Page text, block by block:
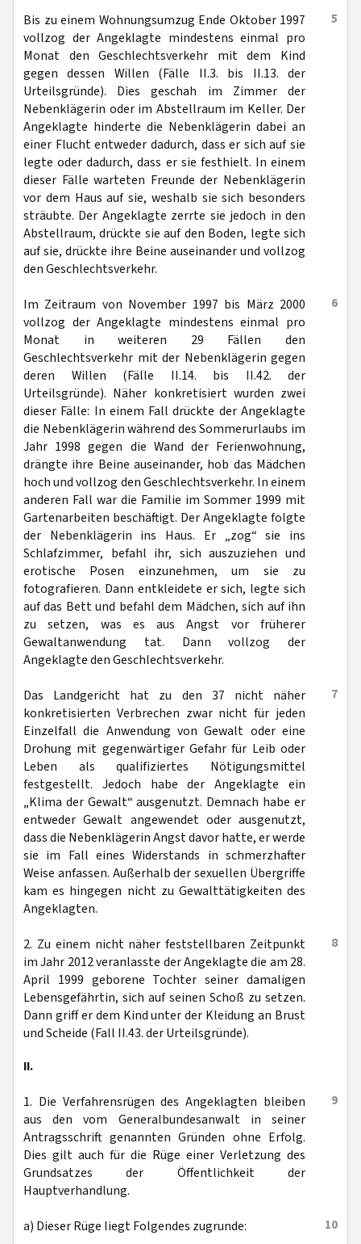
5
Bis zu einem Wohnungsumzug Ende Oktober 1997
vollzog der Angeklagte mindestens einmal pro
Monat den Geschlechtsverkehr mit dem Kind
gegen dessen Willen (Fälle II.3. bis II.13. der
Urteilsgründe). Dies geschah im Zimmer der
Nebenklägerin oder im Abstellraum im Keller. Der
Angeklagte hinderte die Nebenklägerin dabei an
einer Flucht entweder dadurch, dass er sich auf sie
legte oder dadurch, dass er sie festhielt. In einem
dieser Fälle warteten Freunde der Nebenklägerin
vor dem Haus auf sie, weshalb sie sich besonders
sträubte. Der Angeklagte zerrte sie jedoch in den
Abstellraum, drückte sie auf den Boden, legte sich
auf sie, drückte ihre Beine auseinander und vollzog
den Geschlechtsverkehr.
6
Im Zeitraum von November 1997 bis März 2000
vollzog der Angeklagte mindestens einmal pro
Monat in weiteren 29 Fällen den
Geschlechtsverkehr mit der Nebenklägerin gegen
deren Willen (Fälle II.14. bis II.42. der
Urteilsgründe). Näher konkretisiert wurden zwei
dieser Fälle: In einem Fall drückte der Angeklagte
die Nebenklägerin während des Sommerurlaubs im
Jahr 1998 gegen die Wand der Ferienwohnung,
drängte ihre Beine auseinander, hob das Mädchen
hoch und vollzog den Geschlechtsverkehr. In einem
anderen Fall war die Familie im Sommer 1999 mit
Gartenarbeiten beschäftigt. Der Angeklagte folgte
der Nebenklägerin ins Haus. Er „zog“ sie ins
Schlafzimmer, befahl ihr, sich auszuziehen und
erotische Posen einzunehmen, um sie zu
fotografieren. Dann entkleidete er sich, legte sich
auf das Bett und befahl dem Mädchen, sich auf ihn
zu setzen, was es aus Angst vor früherer
Gewaltanwendung tat. Dann vollzog der
Angeklagte den Geschlechtsverkehr.
7
Das Landgericht hat zu den 37 nicht näher
konkretisierten Verbrechen zwar nicht für jeden
Einzelfall die Anwendung von Gewalt oder eine
Drohung mit gegenwärtiger Gefahr für Leib oder
Leben als qualifiziertes Nötigungsmittel
festgestellt. Jedoch habe der Angeklagte ein
„Klima der Gewalt“ ausgenutzt. Demnach habe er
entweder Gewalt angewendet oder ausgenutzt,
dass die Nebenklägerin Angst davor hatte, er werde
sie im Fall eines Widerstands in schmerzhafter
Weise anfassen. Außerhalb der sexuellen Übergriffe
kam es hingegen nicht zu Gewalttätigkeiten des
Angeklagten.
8
2. Zu einem nicht näher feststellbaren Zeitpunkt
im Jahr 2012 veranlasste der Angeklagte die am 28.
April 1999 geborene Tochter seiner damaligen
Lebensgefährtin, sich auf seinen Schoß zu setzen.
Dann griff er dem Kind unter der Kleidung an Brust
und Scheide (Fall II.43. der Urteilsgründe).
II.
9
1. Die Verfahrensrügen des Angeklagten bleiben
aus den vom Generalbundesanwalt in seiner
Antragsschrift genannten Gründen ohne Erfolg.
Dies gilt auch für die Rüge einer Verletzung des
Grundsatzes der Öffentlichkeit der
Hauptverhandlung.
10
a) Dieser Rüge liegt Folgendes zugrunde: